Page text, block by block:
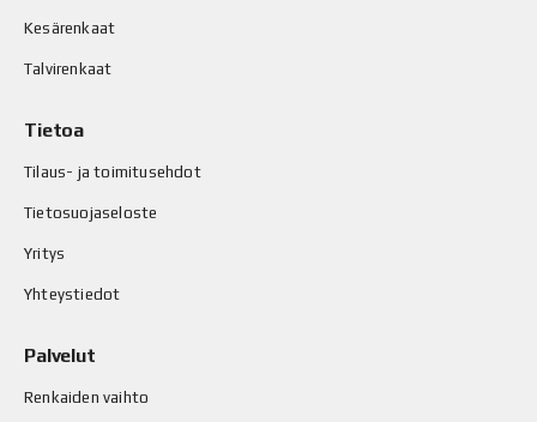
Kesärenkaat
Talvirenkaat
Tietoa
Tilaus- ja toimitusehdot
Tietosuojaseloste
Yritys
Yhteystiedot
Palvelut
Renkaiden vaihto